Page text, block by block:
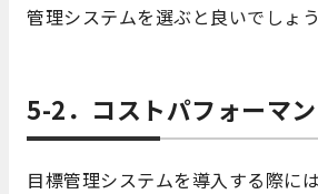
管理システムを選ぶと良いでしょう
5-2．コストパフォーマ
目標管理システムを導入する際には